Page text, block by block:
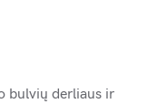
bulvių derliaus ir